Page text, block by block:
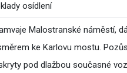
osídlení
Malostranské náměstí,
ke Karlovu mostu.
pod dlažbou současné